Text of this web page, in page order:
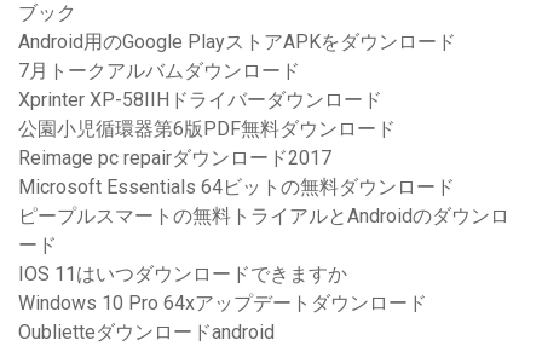
ブック
Android用のGoogle PlayストアAPKをダウンロード
7月トークアルバムダウンロード
Xprinter XP-58IIHドライバーダウンロード
公園小児循環器第6版PDF無料ダウンロード
Reimage pc repairダウンロード2017
Microsoft Essentials 64ビットの無料ダウンロード
ピープルスマートの無料トライアルとAndroidのダウンロ
ード
IOS 11はいつダウンロードできますか
Windows 10 Pro 64xアップデートダウンロード
Oublietteダウンロードandroid